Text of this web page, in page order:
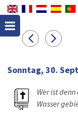
Sonntag, 30.
Wer ist
Wasser